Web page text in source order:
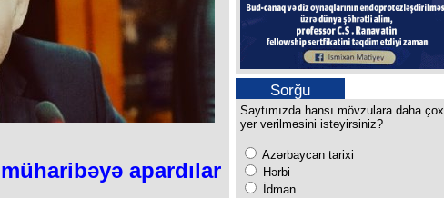
apardılar
Sorğu
Saytımızda hansı mövzulara daha çox
yer verilməsini istəyirsiniz?
Azərbaycan tarixi
Hərbi
İdman